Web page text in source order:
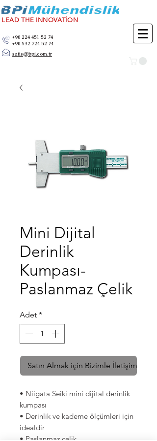
LEAD THE INNOVATİON
+90 224 451 52 74
+90 532 724 52 74
satis@bpi.com.tr
Mini Dijital
Derinlik
Kumpası-
Paslanmaz Çelik
Adet *
Satın Almak için Bizimle İletişime
• Niigata Seiki mini dijital derinlik
kumpası
• Derinlik ve kademe ölçümleri için
idealdir
• Paslanmaz çelik